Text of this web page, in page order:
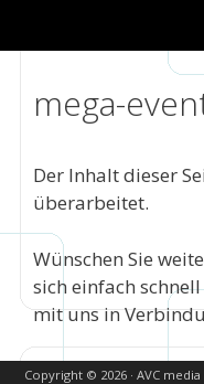
mega-
Der Inhalt dieser
überarbeitet.
Wünschen Sie
sich einfach
mit uns in
Copyright © 2026 · AVC